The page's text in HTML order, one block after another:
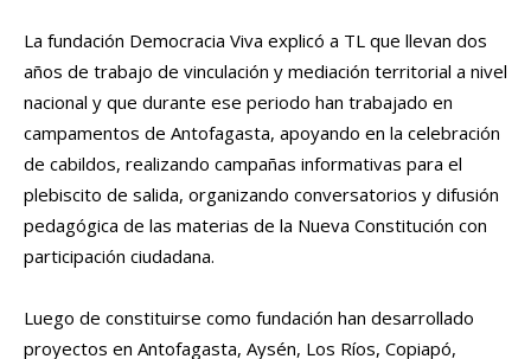
La fundación Democracia Viva explicó a TL que llevan dos
años de trabajo de vinculación y mediación territorial a nivel
nacional y que durante ese periodo han trabajado en
campamentos de Antofagasta, apoyando en la celebración
de cabildos, realizando campañas informativas para el
plebiscito de salida, organizando conversatorios y difusión
pedagógica de las materias de la Nueva Constitución con
participación ciudadana.
Luego de constituirse como fundación han desarrollado
proyectos en Antofagasta, Aysén, Los Ríos, Copiapó,